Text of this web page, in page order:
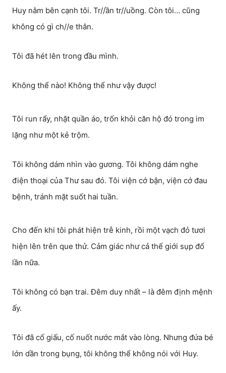
Huy nằm bên cạnh tôi. Tr//ần tr//uồng. Còn tôi… cũng
không có gì ch//e thân.
Tôi đã hét lên trong đầu mình.
Không thể nào! Không thể như vậy được!
Tôi run rẩy, nhặt quần áo, trốn khỏi căn hộ đó trong im
lặng như một kẻ trộm.
Tôi không dám nhìn vào gương. Tôi không dám nghe
điện thoại của Thư sau đó. Tôi viện cớ bận, viện cớ đau
bệnh, tránh mặt suốt hai tuần.
Cho đến khi tôi phát hiện trễ kinh, rồi một vạch đỏ tươi
hiện lên trên que thử. Cảm giác như cả thế giới sụp đổ
lần nữa.
Tôi không có bạn trai. Đêm duy nhất – là đêm định mệnh
ấy.
Tôi đã cố giấu, cố nuốt nước mắt vào lòng. Nhưng đứa bé
lớn dần trong bụng, tôi không thể không nói với Huy.